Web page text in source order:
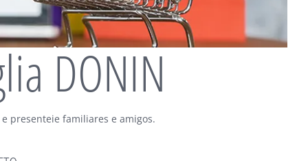
DONIN
presenteie familiares e amigos.